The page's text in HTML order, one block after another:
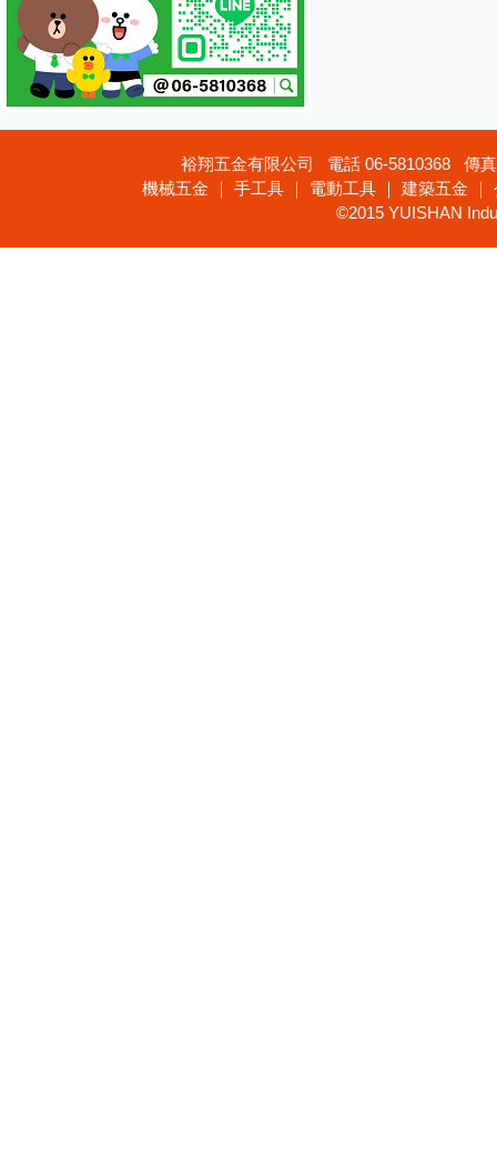
裕翔五金有限公司 電話 06-5810368 傳
機械五金 ｜ 手工具 ｜ 電動工具 ｜ 建築五金
©2015 YUISHAN